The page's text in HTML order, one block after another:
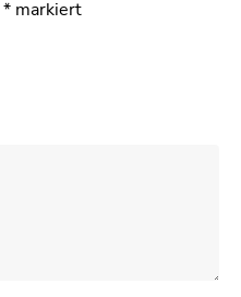
* markiert